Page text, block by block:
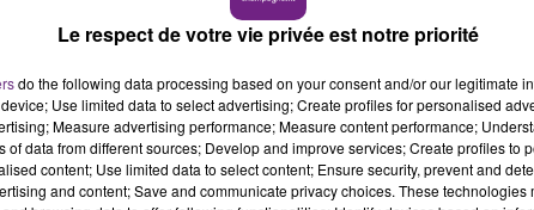
être impliquée dans d'autres faits commis
et Romigny.
vous êtes priés de faire le 17.
Le respect de votre vie privée est notre priorité
do the following data processing based on your consent and/or our legitimate
Use limited data to select advertising; Create profiles for personalised
Measure advertising performance; Measure content performance;
of data from different sources; Develop and improve services; Create profiles to
content; Use limited data to select content; Ensure security, prevent and
and content; Save and communicate privacy choices. These technologies